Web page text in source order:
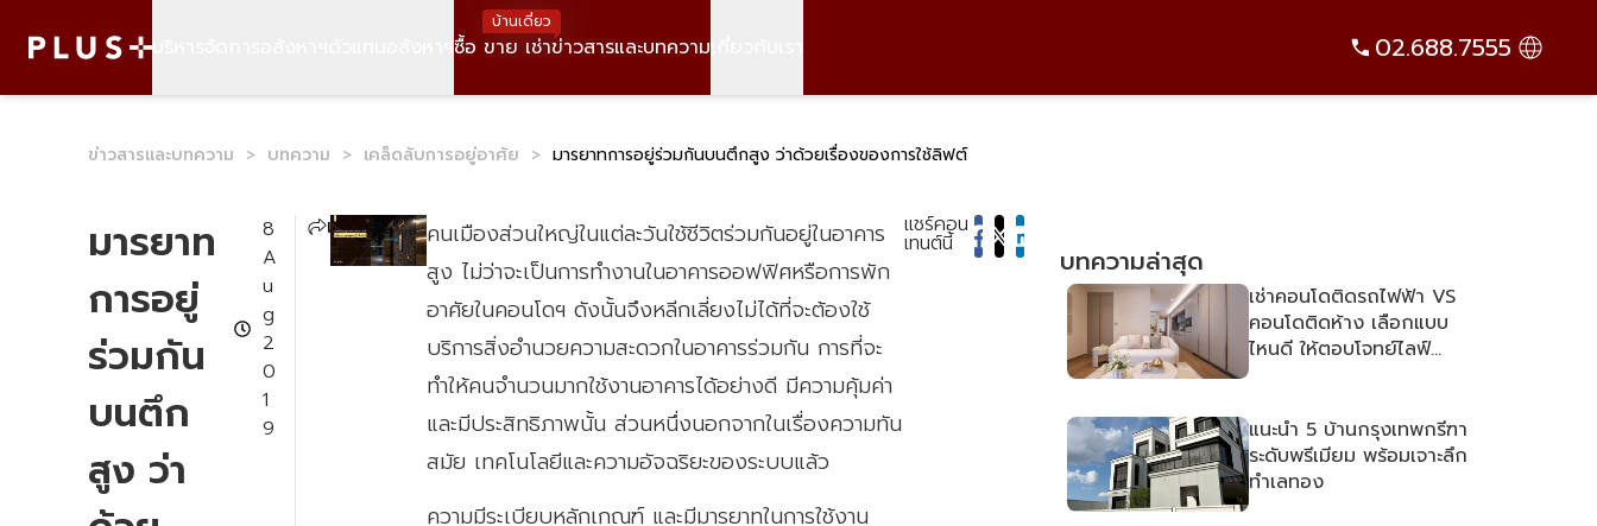
ข่าวสารและบทความ > บทความ > เคล็ดลับการอยู่อาศัย > มารยาทการอยู่ร่วมกันบนตึกสูง ว่าด้วยเรื่องของการใช้ลิฟต์
มารยาท
การอยู่
ร่วมกัน
บนตึก
สูง ว่า
8
A
u
g
2
0
1
9
แชร์
คนเมืองส่วนใหญ่ในแต่ละวันใช้ชีวิตร่วมกันอยู่ในอาคาร
สูง ไม่ว่าจะเป็นการทำงานในอาคารออฟฟิศหรือการพัก
อาศัยในคอนโดฯ ดังนั้นจึงหลีกเลี่ยงไม่ได้ที่จะต้องใช้
บริการสิ่งอำนวยความสะดวกในอาคารร่วมกัน การที่จะ
ทำให้คนจำนวนมากใช้งานอาคารได้อย่างดี มีความคุ้มค่า
และมีประสิทธิภาพนั้น ส่วนหนึ่งนอกจากในเรื่องความทัน
สมัย เทคโนโลยีและความอัจฉริยะของระบบแล้ว
ความมีระเบียบหลักเกณฑ์ และมีมารยาทในการใช้งาน
แชร์คอน
เทนต์นี้ บทความล่าสุด
เช่าคอนโดติดรถไฟฟ้า VS
คอนโดติดห้าง เลือกแบบ
ไหนดี ให้ตอบโจทย์ไลฟ์
สไตล์
แนะนำ 5 บ้านกรุงเทพกรีฑา
ระดับพรีเมียม พร้อมเจาะลึก
ทำเลทอง